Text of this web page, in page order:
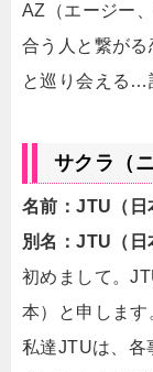
AZ（エージー
合う人と繋が
と巡り会える…
サクラ（
名前：JTU（日
別名：JTU（日
初めまして。
本）と申します
私達JTUは、各